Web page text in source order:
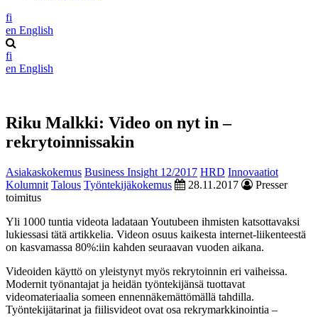
fi
en English
fi
en English
Riku Malkki: Video on nyt in –
rekrytoinnissakin
Asiakaskokemus Business Insight 12/2017 HRD Innovaatiot
Kolumnit Talous Työntekijäkokemus 28.11.2017
Presser
toimitus
Yli 1000 tuntia videota ladataan Youtubeen ihmisten katsottavaksi
lukiessasi tätä artikkelia. Videon osuus kaikesta internet-liikenteestä
on kasvamassa 80%:iin kahden seuraavan vuoden aikana.
Videoiden käyttö on yleistynyt myös rekrytoinnin eri vaiheissa.
Modernit työnantajat ja heidän työntekijänsä tuottavat
videomateriaalia someen ennennäkemättömällä tahdilla.
Työntekijätarinat ja fiilisvideot ovat osa rekrymarkkinointia –